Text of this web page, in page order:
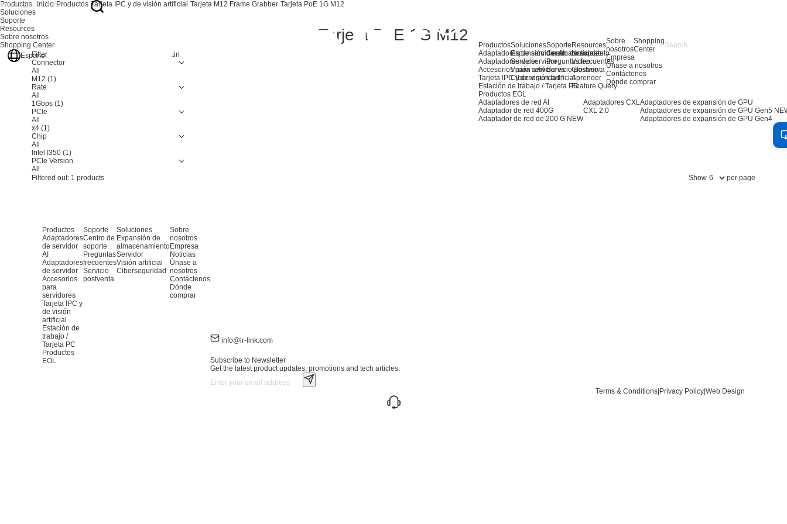
Productos
Adaptadores de servidor AI
Adaptadores de servidor
Accesorios para servidores
Tarjeta IPC y de visión artificial
Estación de trabajo / Tarjeta PC
Productos EOL
Adaptadores de red AI
Adaptador de red 400G
Adaptador de red de 200 G NEW
Adaptadores CXL
CXL 2.0
Adaptadores de expansión de GPU
Adaptadores de expansión de GPU Gen5
Adaptadores de expansión de GPU Gen4
Soluciones
Expansión de almacenamiento
Servidor
Visión artificial
Ciberseguridad
Soporte
Centro de soporte
Preguntas frecuentes
Servicio postventa
Resources
Noticias
Video
Glosario
Aprender
Feature Query
Sobre
nosotros
Empresa
Únase a nosotros
Contáctenos
Dónde comprar
Shopping
Center
Productos
Soluciones
Soporte
Resources
Sobre nosotros
Shopping Center
Español
Inicio Productos Tarjeta IPC y de visión artificial Tarjeta M12 Frame Grabber Tarjeta PoE 1G M12
Tarjeta PoE 1G M12
Filter
Resetting
Connector
All
M12 (1)
Rate
All
1Gbps (1)
PCle
All
x4 (1)
Chip
All
Intel I350 (1)
PCIe Version
All
Filtered out: 1 products Show per page
Productos
Adaptadores
de servidor
AI
Adaptadores
de servidor
Accesorios
para
servidores
Tarjeta IPC y
de visión
artificial
Estación de
trabajo /
Tarjeta PC
Productos
EOL
Soporte
Centro de
soporte
Preguntas
frecuentes
Servicio
postventa
Soluciones
Expansión de
almacenamiento
Servidor
Visión artificial
Ciberseguridad
Sobre
nosotros
Empresa
Noticias
Únase a
nosotros
Contáctenos
Dónde
comprar
info@lr-link.com
Subscribe to Newsletter
Get the latest product updates, promotions and tech articles.
Terms & Conditions Privacy Policy Web Design